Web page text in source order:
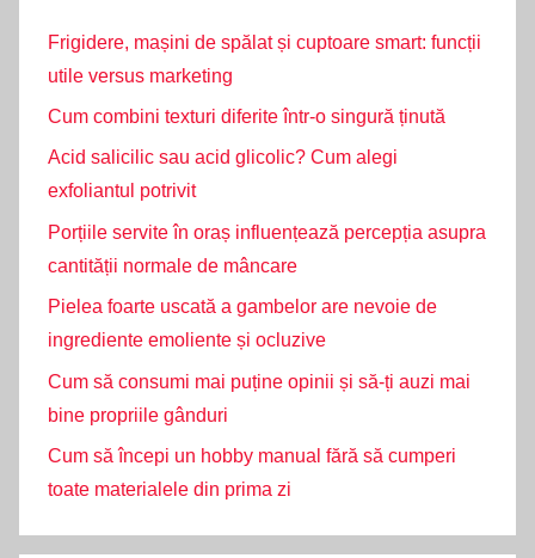
Frigidere, mașini de spălat și cuptoare smart: funcții
utile versus marketing
Cum combini texturi diferite într-o singură ținută
Acid salicilic sau acid glicolic? Cum alegi
exfoliantul potrivit
Porțiile servite în oraș influențează percepția asupra
cantității normale de mâncare
Pielea foarte uscată a gambelor are nevoie de
ingrediente emoliente și ocluzive
Cum să consumi mai puține opinii și să-ți auzi mai
bine propriile gânduri
Cum să începi un hobby manual fără să cumperi
toate materialele din prima zi